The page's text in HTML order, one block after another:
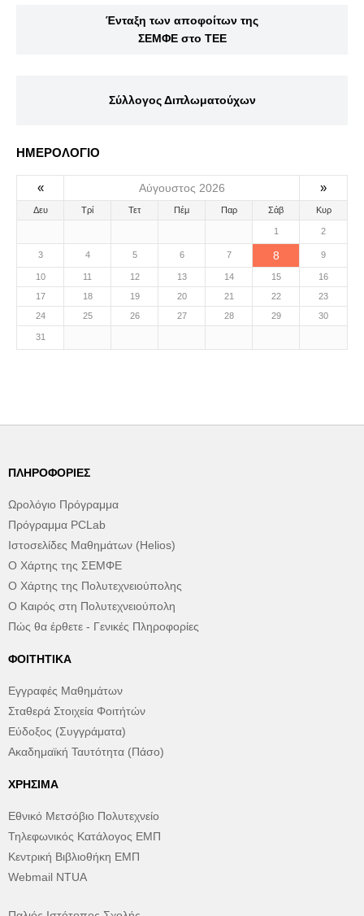
Ένταξη των αποφοίτων της
ΣΕΜΦΕ στο ΤΕΕ
Σύλλογος Διπλωματούχων
ΗΜΕΡΟΛΟΓΙΟ
« Αύγουστος 2026 »
Δευ Τρί Τετ Πέμ Παρ Σάβ Κυρ
1 2
3 4 5 6 7 8 9
10 11 12 13 14 15
16
17
18 19 20 21 22
23
24
25 26 27 28 29 30
31
ΠΛΗΡΟΦΟΡΊΕΣ
Ωρολόγιο Πρόγραμμα
Πρόγραμμα PCLab
Ιστοσελίδες Μαθημάτων (Helios)
Ο Χάρτης της ΣΕΜΦΕ
Ο Χάρτης της Πολυτεχνειούπολης
Ο Καιρός στη Πολυτεχνειούπολη
Πώς θα έρθετε - Γενικές Πληροφορίες
ΦΟΙΤΗΤΙΚΆ
Εγγραφές Μαθημάτων
Σταθερά Στοιχεία Φοιτήτών
Εύδοξος (Συγγράματα)
Ακαδημαϊκή Ταυτότητα (Πάσο)
ΧΡΉΣΙΜΑ
Εθνικό Μετσόβιο Πολυτεχνείο
Τηλεφωνικός Κατάλογος ΕΜΠ
Κεντρική Βιβλιοθήκη ΕΜΠ
Webmail NTUA